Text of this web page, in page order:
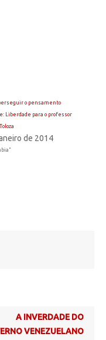
o pensamento
Liberdade para o professor
de 2014
A INVERDADE DO
VENEZUELANO